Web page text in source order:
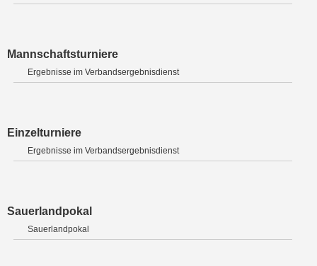
Mannschaftsturniere
Ergebnisse im Verbandsergebnisdienst
Einzelturniere
Ergebnisse im Verbandsergebnisdienst
Sauerlandpokal
Sauerlandpokal